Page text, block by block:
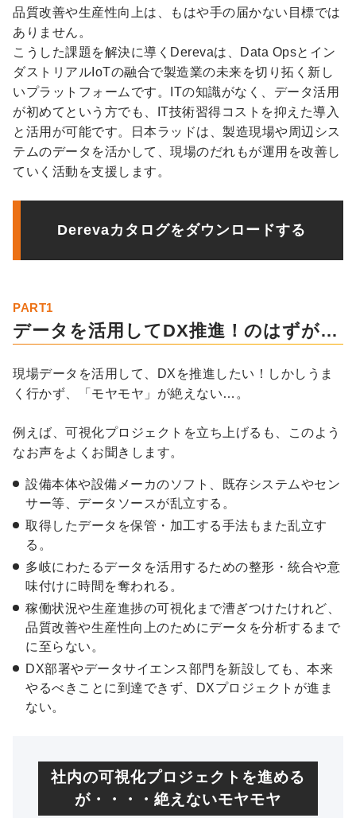
品質改善や生産性向上は、もはや手の届かない目標では
ありません。
こうした課題を解決に導くDerevaは、Data Opsとイン
ダストリアルIoTの融合で製造業の未来を切り拓く新し
いプラットフォームです。ITの知識がなく、データ活用
が初めてという方でも、IT技術習得コストを抑えた導入
と活用が可能です。日本ラッドは、製造現場や周辺シス
テムのデータを活かして、現場のだれもが運用を改善し
ていく活動を支援します。
Derevaカタログをダウンロードする
PART1
データを活用してDX推進！のはずが…
現場データを活用して、DXを推進したい！しかしうま
く行かず、「モヤモヤ」が絶えない…。
例えば、可視化プロジェクトを立ち上げるも、このよう
なお声をよくお聞きします。
設備本体や設備メーカのソフト、既存システムやセン
サー等、データソースが乱立する。
取得したデータを保管・加工する手法もまた乱立す
る。
多岐にわたるデータを活用するための整形・統合や意
味付けに時間を奪われる。
稼働状況や生産進捗の可視化まで漕ぎつけたけれど、
品質改善や生産性向上のためにデータを分析するまで
に至らない。
DX部署やデータサイエンス部門を新設しても、本来
やるべきことに到達できず、DXプロジェクトが進ま
ない。
社内の可視化プロジェクトを進める
が・・・・絶えないモヤモヤ